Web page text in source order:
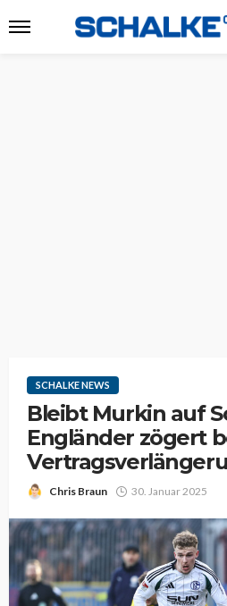
SCHALKE NEWS
Bleibt Murkin auf
Engländer zögert
Chris Braun 30. Januar 2025